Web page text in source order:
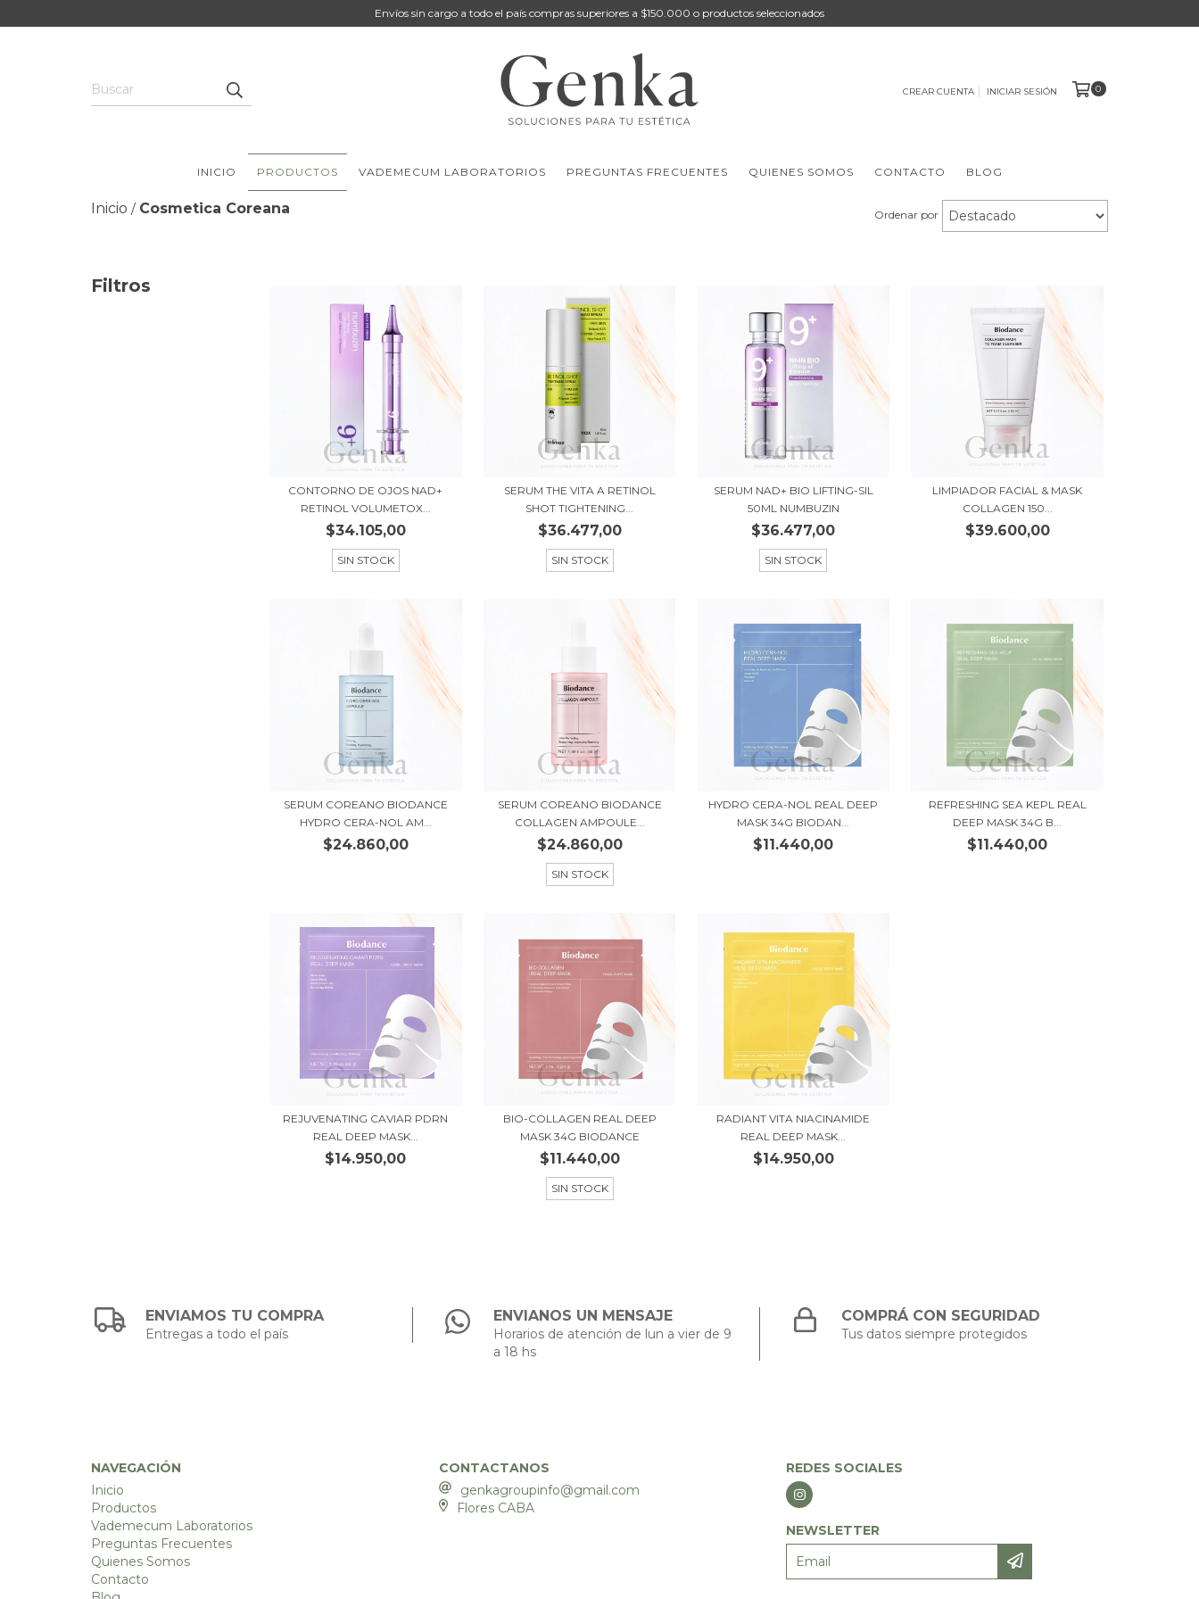
Envíos sin cargo a todo el país compras superiores a $150.000 o productos seleccionados
CREAR CUENTA INICIAR SESIÓN 0
INICIO PRODUCTOS VADEMECUM LABORATORIOS PREGUNTAS FRECUENTES QUIENES SOMOS CONTACTO BLOG
Inicio / Cosmetica Coreana Ordenar por
Filtros
CONTORNO DE OJOS NAD+
RETINOL VOLUMETOX...
$34.105,00
SIN STOCK
SERUM THE VITA A RETINOL
SHOT TIGHTENING...
$36.477,00
SIN STOCK
SERUM NAD+ BIO LIFTING-SIL
50ML NUMBUZIN
$36.477,00
SIN STOCK
LIMPIADOR FACIAL & MASK
COLLAGEN 150...
$39.600,00
SERUM COREANO BIODANCE
HYDRO CERA-NOL AM...
$24.860,00
SERUM COREANO BIODANCE
COLLAGEN AMPOULE...
$24.860,00
SIN STOCK
HYDRO CERA-NOL REAL DEEP
MASK 34G BIODAN...
$11.440,00
REFRESHING SEA KEPL REAL
DEEP MASK 34G B...
$11.440,00
REJUVENATING CAVIAR PDRN
REAL DEEP MASK...
$14.950,00
BIO-COLLAGEN REAL DEEP
MASK 34G BIODANCE
$11.440,00
SIN STOCK
RADIANT VITA NIACINAMIDE
REAL DEEP MASK...
$14.950,00
ENVIAMOS TU COMPRA
Entregas a todo el país
ENVIANOS UN MENSAJE
Horarios de atención de lun a vier de 9
a 18 hs
COMPRÁ CON SEGURIDAD
Tus datos siempre protegidos
NAVEGACIÓN
Inicio
Productos
Vademecum Laboratorios
Preguntas Frecuentes
Quienes Somos
Contacto
CONTACTANOS
genkagroupinfo@gmail.com
Flores CABA
REDES SOCIALES
NEWSLETTER